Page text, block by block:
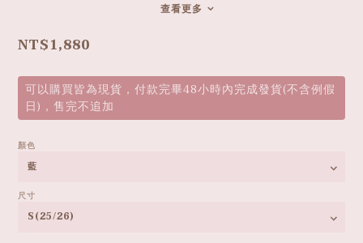
查看更多
NT$1,880
可以購買皆為現貨，付款完畢48小時內完成發貨(不含例假
日)，售完不追加
顏色
尺寸